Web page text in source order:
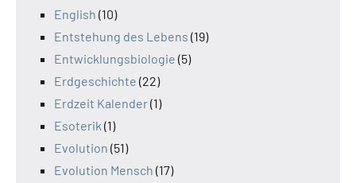
English (10)
Entstehung des Lebens (19)
Entwicklungsbiologie (5)
Erdgeschichte (22)
Erdzeit Kalender(1)
Esoterik (1)
Evolution (51)
Evolution Mensch (17)